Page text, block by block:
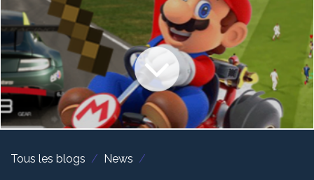
Tous les blogs News